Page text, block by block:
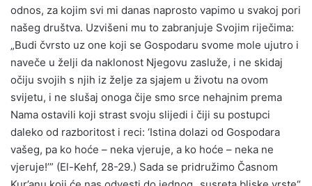
odnos, za kojim svi mi danas naprosto vapimo u svakoj pori
našeg društva. Uzvišeni mu to zabranjuje Svojim riječima:
„Budi čvrsto uz one koji se Gospodaru svome mole ujutro i
naveče u želji da naklonost Njegovu zasluže, i ne skidaj
očiju svojih s njih iz želje za sjajem u životu na ovom
svijetu, i ne slušaj onoga čije smo srce nehajnim prema
Nama ostavili koji strast svoju slijedi i čiji su postupci
daleko od razboritost i reci: ‘Istina dolazi od Gospodara
vašeg, pa ko hoće – neka vjeruje, a ko hoće – neka ne
vjeruje!’” (El-Kehf, 28-29.) Sada se pridružimo Časnom